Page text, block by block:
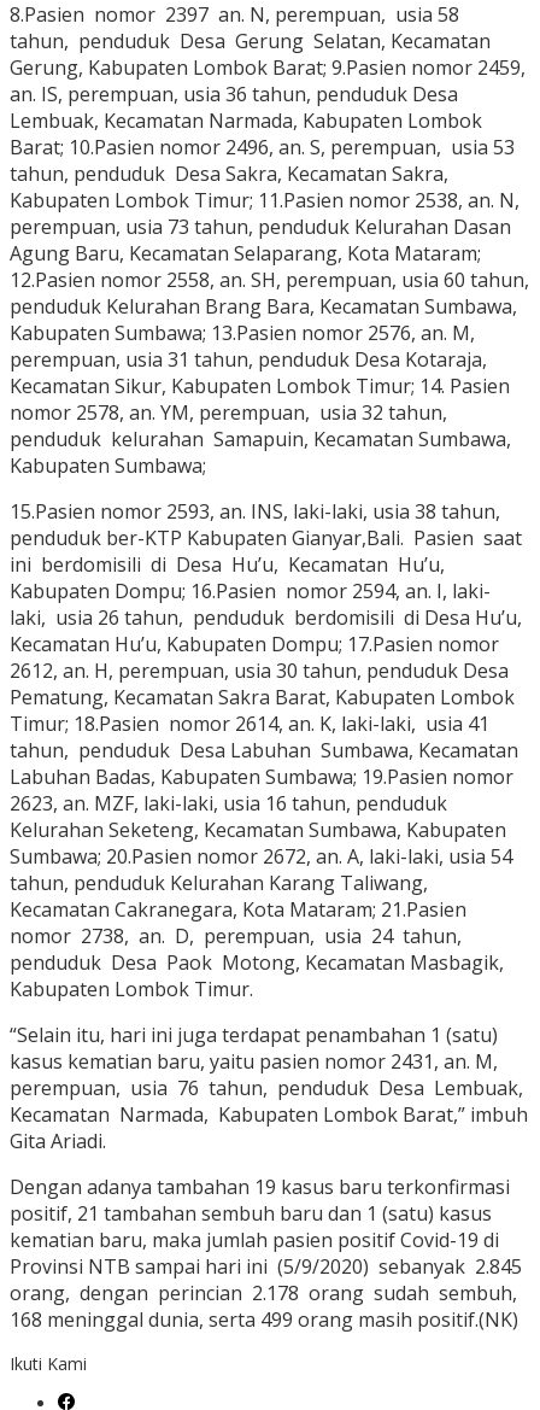
8.Pasien nomor 2397 an. N, perempuan, usia 58
tahun, penduduk Desa Gerung Selatan, Kecamatan
Gerung, Kabupaten Lombok Barat; 9.Pasien nomor 2459,
an. IS, perempuan, usia 36 tahun, penduduk Desa
Lembuak, Kecamatan Narmada, Kabupaten Lombok
Barat; 10.Pasien nomor 2496, an. S, perempuan, usia 53
tahun, penduduk Desa Sakra, Kecamatan Sakra,
Kabupaten Lombok Timur; 11.Pasien nomor 2538, an. N,
perempuan, usia 73 tahun, penduduk Kelurahan Dasan
Agung Baru, Kecamatan Selaparang, Kota Mataram;
12.Pasien nomor 2558, an. SH, perempuan, usia 60 tahun,
penduduk Kelurahan Brang Bara, Kecamatan Sumbawa,
Kabupaten Sumbawa; 13.Pasien nomor 2576, an. M,
perempuan, usia 31 tahun, penduduk Desa Kotaraja,
Kecamatan Sikur, Kabupaten Lombok Timur; 14. Pasien
nomor 2578, an. YM, perempuan, usia 32 tahun,
penduduk kelurahan Samapuin, Kecamatan Sumbawa,
Kabupaten Sumbawa;
15.Pasien nomor 2593, an. INS, laki-laki, usia 38 tahun,
penduduk ber-KTP Kabupaten Gianyar,Bali. Pasien saat
ini berdomisili di Desa Hu’u, Kecamatan Hu’u,
Kabupaten Dompu; 16.Pasien nomor 2594, an. I, laki-
laki, usia 26 tahun, penduduk berdomisili di Desa Hu’u,
Kecamatan Hu’u, Kabupaten Dompu; 17.Pasien nomor
2612, an. H, perempuan, usia 30 tahun, penduduk Desa
Pematung, Kecamatan Sakra Barat, Kabupaten Lombok
Timur; 18.Pasien nomor 2614, an. K, laki-laki, usia 41
tahun, penduduk Desa Labuhan Sumbawa, Kecamatan
Labuhan Badas, Kabupaten Sumbawa; 19.Pasien nomor
2623, an. MZF, laki-laki, usia 16 tahun, penduduk
Kelurahan Seketeng, Kecamatan Sumbawa, Kabupaten
Sumbawa; 20.Pasien nomor 2672, an. A, laki-laki, usia 54
tahun, penduduk Kelurahan Karang Taliwang,
Kecamatan Cakranegara, Kota Mataram; 21.Pasien
nomor 2738, an. D, perempuan, usia 24 tahun,
penduduk Desa Paok Motong, Kecamatan Masbagik,
Kabupaten Lombok Timur.
“Selain itu, hari ini juga terdapat penambahan 1 (satu)
kasus kematian baru, yaitu pasien nomor 2431, an. M,
perempuan, usia 76 tahun, penduduk Desa Lembuak,
Kecamatan Narmada, Kabupaten Lombok Barat,” imbuh
Gita Ariadi.
Dengan adanya tambahan 19 kasus baru terkonfirmasi
positif, 21 tambahan sembuh baru dan 1 (satu) kasus
kematian baru, maka jumlah pasien positif Covid-19 di
Provinsi NTB sampai hari ini (5/9/2020) sebanyak 2.845
orang, dengan perincian 2.178 orang sudah sembuh,
168 meninggal dunia, serta 499 orang masih positif.(NK)
Ikuti Kami